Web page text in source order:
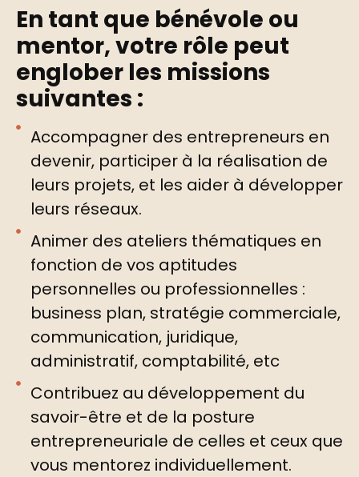
En tant que bénévole ou
mentor, votre rôle peut
englober les missions
suivantes :
Accompagner des entrepreneurs en
devenir, participer à la réalisation de
leurs projets, et les aider à développer
leurs réseaux.
Animer des ateliers thématiques en
fonction de vos aptitudes
personnelles ou professionnelles :
business plan, stratégie commerciale,
communication, juridique,
administratif, comptabilité, etc
Contribuez au développement du
savoir-être et de la posture
entrepreneuriale de celles et ceux que
vous mentorez individuellement.